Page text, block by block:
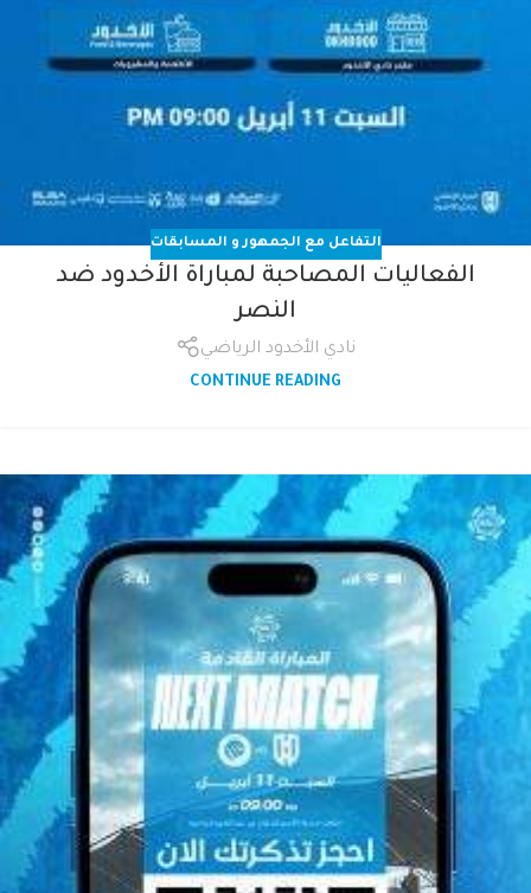
التفاعل مع الجمهور و المسابقات
الفعاليات المصاحبة لمباراة الأخدود ضد
النصر
نادي الأخدود الرياضي
CONTINUE READING